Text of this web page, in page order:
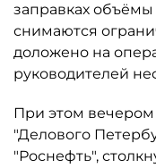
заправках объёмы
снимаются
доложено на
руководителей
При этом вечером
"Делового
"Роснефть",